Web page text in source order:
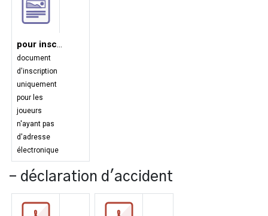
pour inscription papier
document
d'inscription
uniquement
pour les
joueurs
n'ayant pas
d'adresse
électronique
- déclaration d'accident